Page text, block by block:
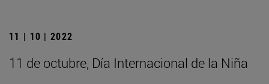
11 | 10 | 2022
11 de octubre, Día Internacional de la Niña